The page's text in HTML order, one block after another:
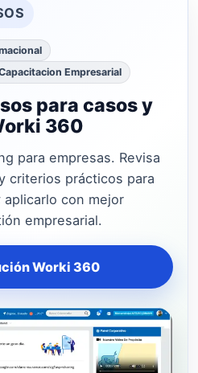
Empresarial
para casos y
360
para empresas. Revisa
criterios prácticos para
con mejor
empresarial.
Worki 360